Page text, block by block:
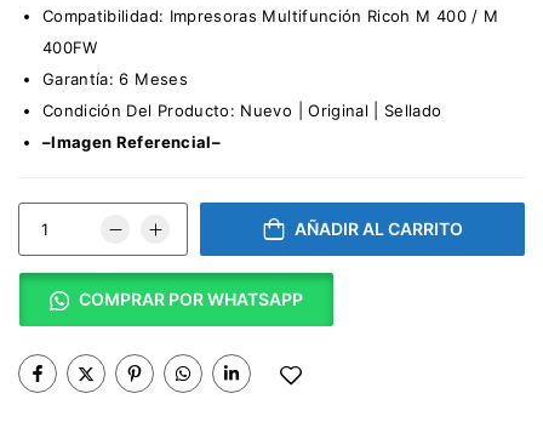
Compatibilidad: Impresoras Multifunción Ricoh M 400 / M
400FW
Garantía: 6 Meses
Condición Del Producto: Nuevo | Original | Sellado
–Imagen Referencial–
AÑADIR AL CARRITO
COMPRAR POR WHATSAPP